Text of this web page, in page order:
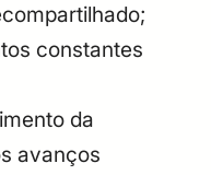
constantes
da
avanços